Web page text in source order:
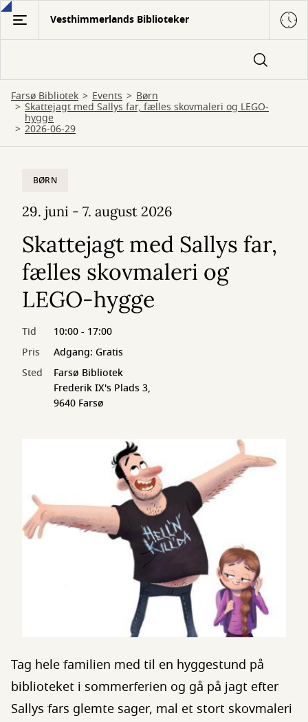
Gå
hovedindhold
Vesthimmerlands Biblioteker
Farsø Bibliotek Events Børn
Skattejagt med Sallys far, fælles skovmaleri og LEGO-
hygge
2026-06-29
BØRN
29. juni - 7. august 2026
Skattejagt med Sallys far,
fælles skovmaleri og
LEGO-hygge
Tid
10:00 - 17:00
Pris
Adgang: Gratis
Sted
Farsø Bibliotek
Frederik IX's Plads 3,
9640 Farsø
Tag hele familien med til en hyggestund på
biblioteket i sommerferien og gå på jagt efter
Sallys fars glemte sager, mal et stort skovmaleri